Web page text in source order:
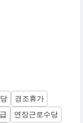
경조휴가
연장근로수당